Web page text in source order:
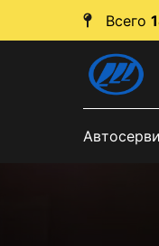
Всего